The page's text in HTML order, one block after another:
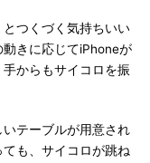
つくづく気持ちいい
きに応じてiPhoneが
からもサイコロを振
テーブルが用意され
も、サイコロが跳ね